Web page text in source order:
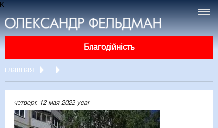
к
Благодійність
главная
четверг, 12 мая 2022 year